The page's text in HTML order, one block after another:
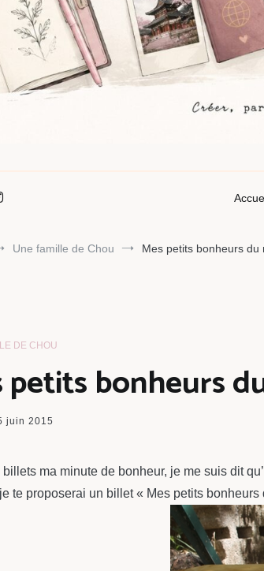
Une famille de Chou Mes petits bonheurs du
DE CHOU
petits bonheurs
juin 2015
ma minute de bonheur, je me suis dit
te proposerai un billet « Mes petits bonheurs